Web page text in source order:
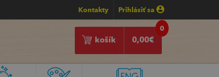
Kontakty Prihlásiť sa
0
0,00€
košík